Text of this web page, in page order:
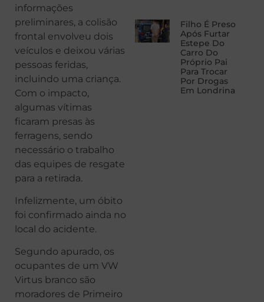
informações
preliminares, a colisão
frontal envolveu dois
veículos e deixou várias
pessoas feridas,
incluindo uma criança.
Com o impacto,
algumas vítimas
ficaram presas às
ferragens, sendo
necessário o trabalho
das equipes de resgate
para a retirada.
Infelizmente, um óbito
foi confirmado ainda no
local do acidente.
Segundo apurado, os
ocupantes de um VW
Virtus branco são
moradores de Primeiro
Filho É Preso
Após Furtar
Estepe Do
Carro Do
Próprio Pai
Para Trocar
Por Drogas
Em Londrina